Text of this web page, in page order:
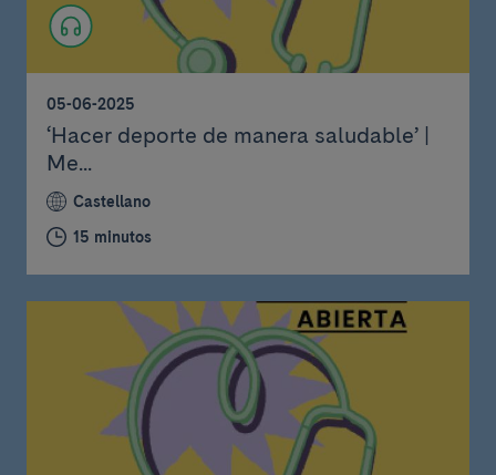
05-06-2025
‘Hacer deporte de manera saludable’ |
Me...
Castellano
15 minutos